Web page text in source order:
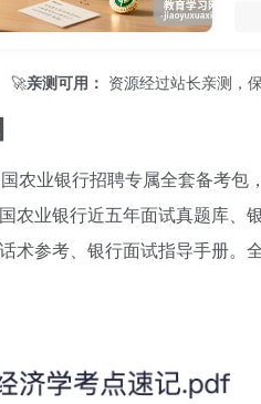
🚀亲测可用： 资源经过站长亲测，
农业银行招聘专属全套备考
农业银行近五年面试真题库、
术参考、银行面试指导手册。